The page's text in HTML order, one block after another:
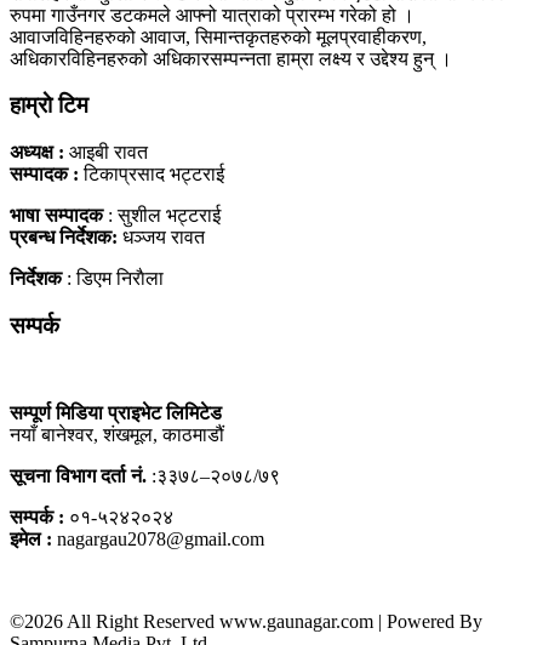
रुपमा गाउँनगर डटकमले आफ्नो यात्राको प्रारम्भ गरेको हो ।
आवाजविहिनहरुको आवाज, सिमान्तकृतहरुको मूलप्रवाहीकरण,
अधिकारविहिनहरुको अधिकारसम्पन्नता हाम्रा लक्ष्य र उद्देश्य हुन् ।
हाम्राे टिम
अध्यक्ष : आइबी रावत
सम्पादक :टिकाप्रसाद भट्टराई
भाषा सम्पादक: सुशील भट्टराई
प्रबन्ध निर्देशक: धञ्जय रावत
निर्देशक: डिएम निराैला
सम्पर्क
सम्पूर्ण मिडिया प्राइभेट लिमिटेड
नयाँ बानेश्वर, शंखमूल, काठमाडौं
सूचना विभाग दर्ता नं. :३३७८–२०७८/७९
सम्पर्क : ०१-५२४२०२४
इमेल : nagargau2078@gmail.com
©2026 All Right Reserved www.gaunagar.com | Powered By